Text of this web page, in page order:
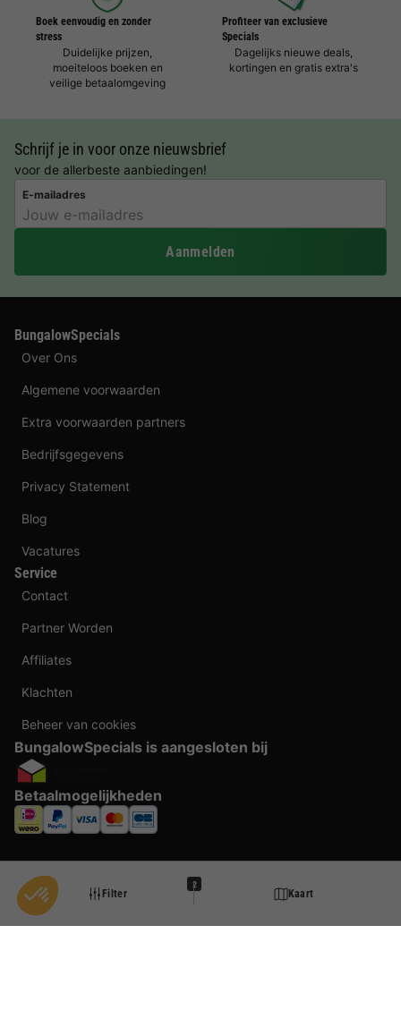
Filter
2
Kaart
Boek eenvoudig en zonder
stress
Duidelijke prijzen,
moeiteloos boeken en
veilige betaalomgeving
Profiteer van exclusieve
Specials
Dagelijks nieuwe deals,
kortingen en gratis extra's
Schrijf je in voor onze nieuwsbrief
voor de allerbeste aanbiedingen!
E-mailadres
Aanmelden
BungalowSpecials
Over Ons
Algemene voorwaarden
Extra voorwaarden partners
Bedrijfsgegevens
Privacy Statement
Blog
Vacatures
Service
Contact
Partner Worden
Affiliates
Klachten
Beheer van cookies
BungalowSpecials is aangesloten bij
Betaalmogelijkheden